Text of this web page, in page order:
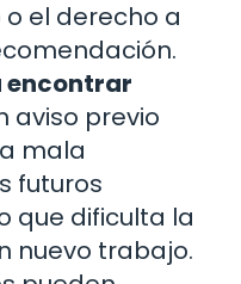
el derecho a
encontrar
aviso previo
mala
futuros
que dificulta la
nuevo trabajo.